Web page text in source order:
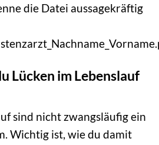
die Datei aussagekräftig
Lücken im Lebenslauf
sind nicht zwangsläufig ein
Wichtig ist, wie du damit